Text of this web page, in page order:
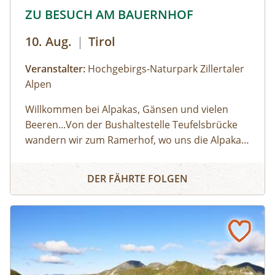
ZU BESUCH AM BAUERNHOF
10. Aug. | Tirol
Veranstalter: Hochgebirgs-Naturpark Zillertaler
Alpen
Willkommen bei Alpakas, Gänsen und vielen
Beeren...Von der Bushaltestelle Teufelsbrücke
wandern wir zum Ramerhof, wo uns die Alpakas
begrüßen. Angelika und Michael Troppmair sind
Naturpark-Spezialitätenpartner. Sie produzieren
und Gemüse auf ihrer kleinen Landwirtschaft in
Finkenberg. Wir helfen beim Füttern der Tiere
und lernen die Besonderheiten und Charakter
der Tiere am Hof kennen. Was brauchen Alpakas
ZU BESUCH AM BAUERNHOF
DER FÄHRTE FOLGEN